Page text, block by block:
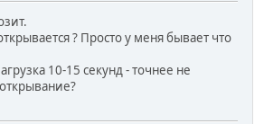
? Просто у меня бывает что
10-15 секунд - точнее не